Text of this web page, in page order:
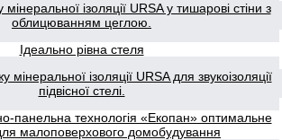
ізоляції URSA у тишарові стіни з
облицюванням цеглою.
Ідеально рівна стеля
мінеральної ізоляції URSA для звукоізоляції
підвісної стелі.
панельна технологія «Екопан» оптимальне
малоповерхового домобудування